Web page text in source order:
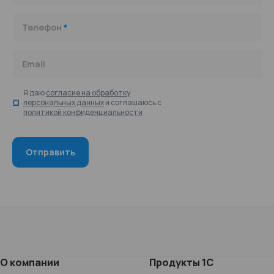
Телефон *
Email
Я даюсогласие на обработку
персональных данныхи соглашаюсь с
политикой конфиденциальности
О компании Продукты 1С